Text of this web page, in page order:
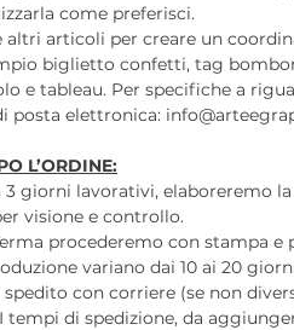
come preferisci.
altri articoli per creare un
biglietto confetti, tag
e tableau. Per specifiche a
posta elettronica:
L’ORDINE:
3 giorni lavorativi, elaboreremo
visione e controllo.
procederemo con stampa e
variano dai 10 ai 20
con corriere (se non
tempi di spedizione, da